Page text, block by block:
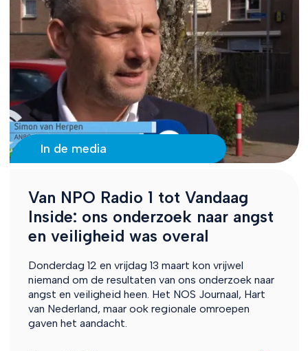
In de media
Van NPO Radio 1 tot Vandaag
Inside: ons onderzoek naar angst
en veiligheid was overal
Donderdag 12 en vrijdag 13 maart kon vrijwel
niemand om de resultaten van ons onderzoek naar
angst en veiligheid heen. Het NOS Journaal, Hart
van Nederland, maar ook regionale omroepen
gaven het aandacht.